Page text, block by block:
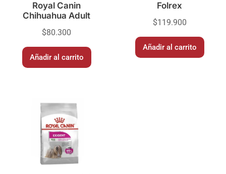
Royal Canin
Chihuahua Adult
$80.300
Añadir al carrito
Folrex
$119.900
Añadir al carrito